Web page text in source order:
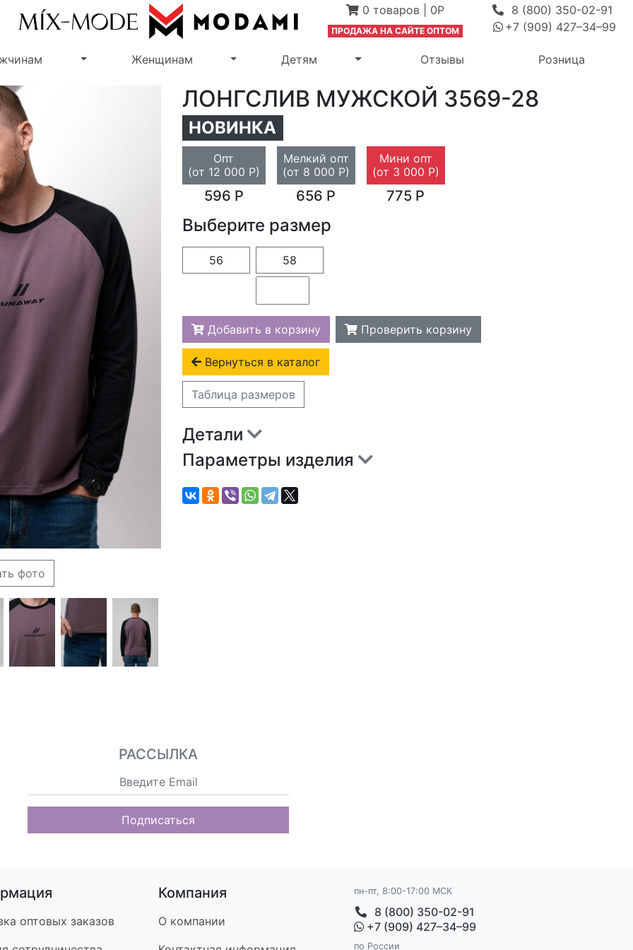
0 товаров 0Р
ПРОДАЖА НА САЙТЕ ОПТОМ
8 (800) 350-02-91
+7 (909) 427–34–99
Переключить выпадающее меню
Женщинам Переключить выпадающее меню
Детям Переключить выпадающее меню
Отзывы Розница
фото
ЛОНГСЛИВ МУЖСКОЙ 3569-28
НОВИНКА
Опт
(от 12 000 Р)
596 Р
Мелкий опт
(от 8 000 Р)
656 Р
Мини опт
(от 3 000 Р)
775 Р
Выберите размер
56 58
Добавить в корзину Проверить корзину
Вернуться в каталог
Таблица размеров
Детали
Параметры изделия
РАССЫЛКА
Подписаться
оптовых заказов
Компания
О компании
пн-пт, 8:00-17:00 МСК
8 (800) 350-02-91
+7 (909) 427–34–99
по России